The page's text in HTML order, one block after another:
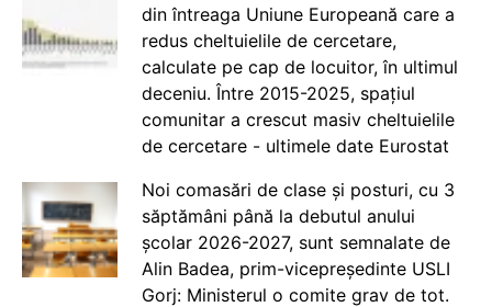
din întreaga Uniune Europeană care a
redus cheltuielile de cercetare,
calculate pe cap de locuitor, în ultimul
deceniu. Între 2015-2025, spațiul
comunitar a crescut masiv cheltuielile
de cercetare - ultimele date Eurostat
Noi comasări de clase și posturi, cu 3
săptămâni până la debutul anului
școlar 2026-2027, sunt semnalate de
Alin Badea, prim-vicepreședinte USLI
Gorj: Ministerul o comite grav de tot.